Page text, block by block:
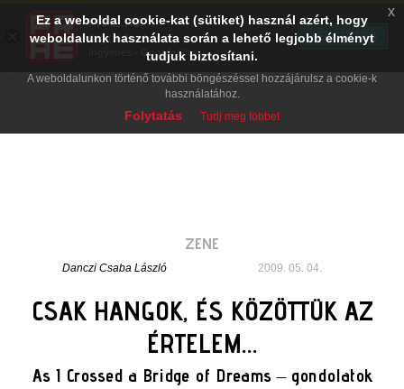
ZENE
Danczi Csaba László 2009. 05. 04.
CSAK HANGOK, ÉS KÖZÖTTÜK AZ
ÉRTELEM...
As I Crossed a Bridge of Dreams – gondolatok
Ez a weboldal cookie-kat (sütiket) használ azért, hogy
weboldalunk használata során a lehető legjobb élményt
tudjuk biztosítani.
A weboldalunkon történő további böngészéssel hozzájárulsz a cookie-k
használatához.
Folytatás Tudj meg többet
x
PRAE.HU
Digital Evolution
Ingyenes - Google Play
TELEPÍTÉS